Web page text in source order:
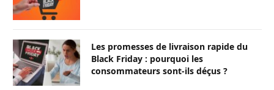
Les promesses de livraison rapide du
Black Friday : pourquoi les
consommateurs sont-ils déçus ?